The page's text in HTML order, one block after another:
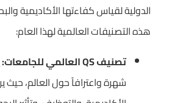
الدولية لقياس كفاءتها الأكاديمية
هذه التصنيفات العالمية لهذا العام:
تصنيف QS العالمي للجامعات:
شهرة واعترافاً حول العالم،